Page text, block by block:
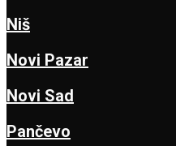
Niš
Novi Pazar
Novi Sad
Pančevo